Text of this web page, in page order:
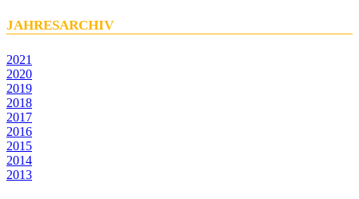
JAHRESARCHIV
2021
2020
2019
2018
2017
2016
2015
2014
2013